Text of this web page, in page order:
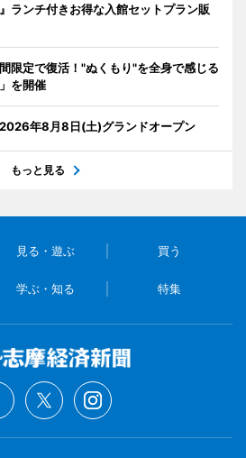
ランチ付きお得な入館セットプラン販
限定で復活！"ぬくもり"を全身で感じる
を開催
年8月8日(土)グランドオープン
もっと見る
見る・遊ぶ 買う
学ぶ・知る 特集